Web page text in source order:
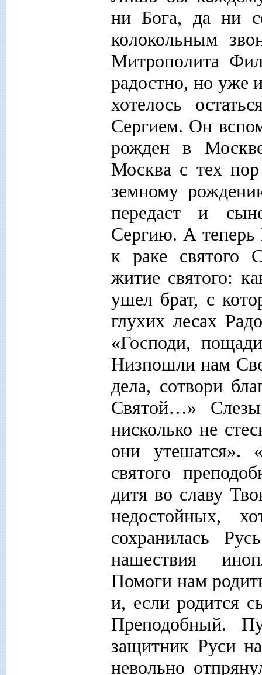
ни Бога, да ни
колокольным
Митрополита
радостно, но уже
хотелось
Сергием. Он
рожден в
Москва с тех
земному
передаст и
Сергию. А теперь
к раке святого
житие святого:
ушел брат, с
глухих лесах
«Господи,
Низпошли нам
дела, сотвори
Святой…»
нисколько не
они утешатся».
святого
дитя во славу
недостойных,
сохранилась
нашествия
Помоги нам
и, если родится
Преподобный.
защитник Руси
невольно